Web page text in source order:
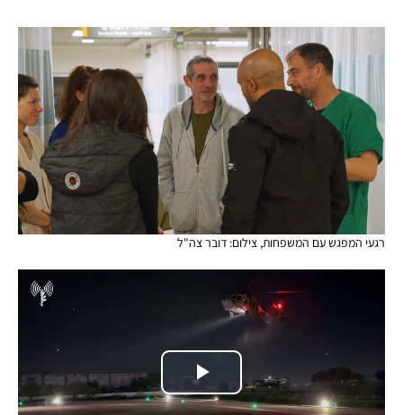
רגעי המפגש עם המשפחות, צילום: דובר צה"ל
Play